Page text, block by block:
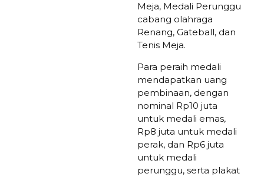
Meja, Medali Perunggu
cabang olahraga
Renang, Gateball, dan
Tenis Meja.
Para peraih medali
mendapatkan uang
pembinaan, dengan
nominal Rp10 juta
untuk medali emas,
Rp8 juta untuk medali
perak, dan Rp6 juta
untuk medali
perunggu, serta plakat